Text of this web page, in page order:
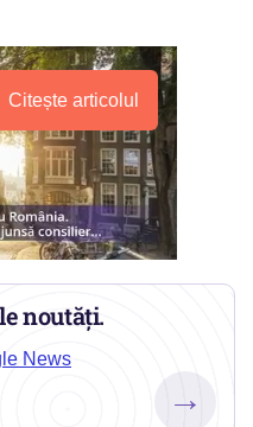
Citește articolul
noutăți.
News
→